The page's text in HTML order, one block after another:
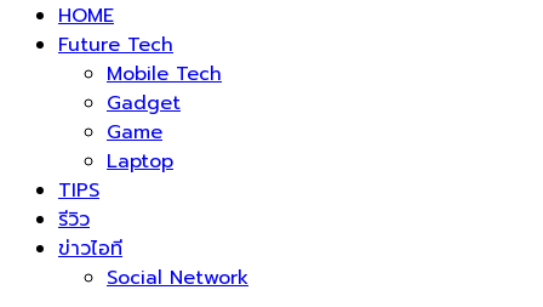
HOME
Future Tech
Mobile Tech
Gadget
Game
Laptop
TIPS
รีวิว
ข่าวไอที
Social Network